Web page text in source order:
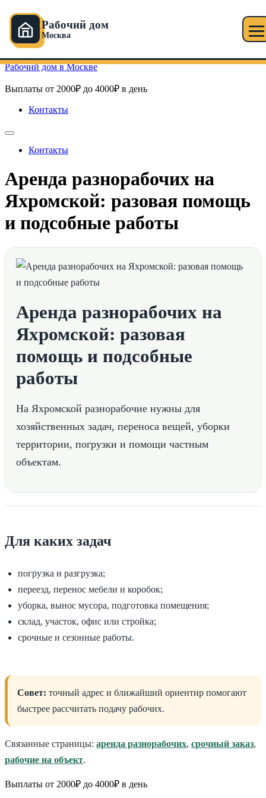
Рабочий дом
Москва
Перейти к содержимому
Рабочий дом в Москве
Выплаты от 2000₽ до 4000₽ в день
Контакты
Контакты
Аренда разнорабочих на
Яхромской: разовая помощь
и подсобные работы
Аренда разнорабочих на
Яхромской: разовая
помощь и подсобные
работы
На Яхромской разнорабочие нужны для
хозяйственных задач, переноса вещей, уборки
территории, погрузки и помощи частным
объектам.
Для каких задач
погрузка и разгрузка;
переезд, перенос мебели и коробок;
уборка, вынос мусора, подготовка помещения;
склад, участок, офис или стройка;
срочные и сезонные работы.
Совет: точный адрес и ближайший ориентир помогают
быстрее рассчитать подачу рабочих.
Связанные страницы: аренда разнорабочих, срочный заказ,
рабочие на объект.
Выплаты от 2000₽ до 4000₽ в день